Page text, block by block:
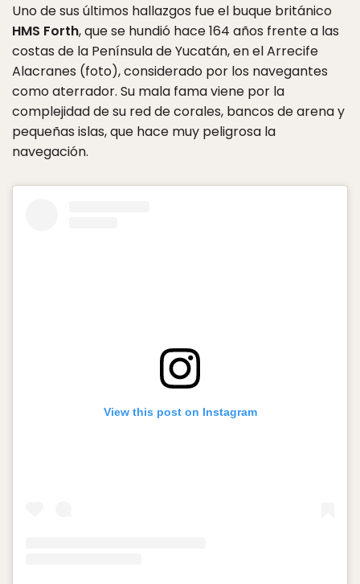
Uno de sus últimos hallazgos fue el buque británico
HMS Forth, que se hundió hace 164 años frente a las
costas de la Península de Yucatán, en el Arrecife
Alacranes (foto), considerado por los navegantes
como aterrador. Su mala fama viene por la
complejidad de su red de corales, bancos de arena y
pequeñas islas, que hace muy peligrosa la
navegación.
View this post on Instagram